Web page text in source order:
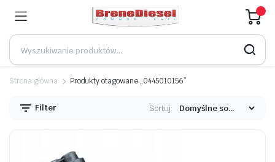
Strona główna Produkty otagowane „0445010156”
Filter Sortuj: